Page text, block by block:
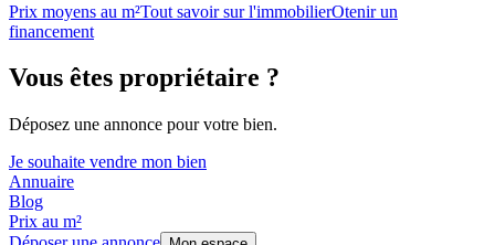
Prix moyens au m²Tout savoir sur l'immobilierOtenir un
financement
Vous êtes propriétaire ?
Déposez une annonce pour votre bien.
Je souhaite vendre mon bien
Annuaire
Blog
Prix au m²